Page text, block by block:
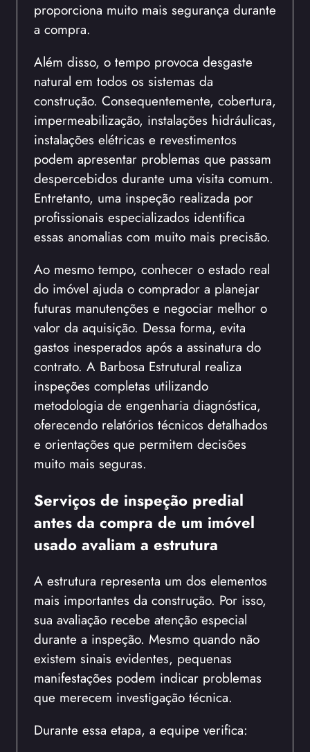
proporciona muito mais segurança durante
a compra.
Além disso, o tempo provoca desgaste
natural em todos os sistemas da
construção. Consequentemente, cobertura,
impermeabilização, instalações hidráulicas,
instalações elétricas e revestimentos
podem apresentar problemas que passam
despercebidos durante uma visita comum.
Entretanto, uma inspeção realizada por
profissionais especializados identifica
essas anomalias com muito mais precisão.
Ao mesmo tempo, conhecer o estado real
do imóvel ajuda o comprador a planejar
futuras manutenções e negociar melhor o
valor da aquisição. Dessa forma, evita
gastos inesperados após a assinatura do
contrato. A Barbosa Estrutural realiza
inspeções completas utilizando
metodologia de engenharia diagnóstica,
oferecendo relatórios técnicos detalhados
e orientações que permitem decisões
muito mais seguras.
Serviços de inspeção predial
antes da compra de um imóvel
usado avaliam a estrutura
A estrutura representa um dos elementos
mais importantes da construção. Por isso,
sua avaliação recebe atenção especial
durante a inspeção. Mesmo quando não
existem sinais evidentes, pequenas
manifestações podem indicar problemas
que merecem investigação técnica.
Durante essa etapa, a equipe verifica: